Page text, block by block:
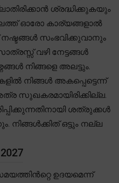
ശ്രദ്ധിക്കുകയും
ഓരോ കാര്യങ്ങളാൽ
നഷ്ടങ്ങൾ സംഭവിക്കുവാനും
വഴി നേട്ടങ്ങൾ
നിങ്ങളെ അലട്ടും.
നിങ്ങൾ അകപ്പെട്ടെന്ന്
സുഖകരമായിരിക്കില്ല.
ശത്രുക്കൾ
നിങ്ങൾക്കിത് ഒട്ടും നല്ല
ഉദയമെന്ന്